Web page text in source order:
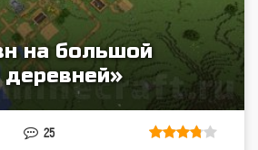
на большой
деревней»
25